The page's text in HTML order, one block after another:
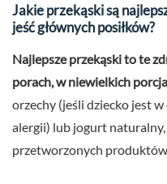
Jakie przekąski są
jeść głównych posiłków?
Najlepsze przekąski to te
porach, w niewielkich
orzechy (jeśli dziecko jest
alergii) lub jogurt
przetworzonych produktów.